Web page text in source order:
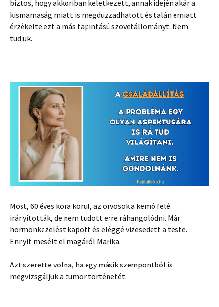
biztos, hogy akkoriban keletkezett, annak idején akár a
kismamaság miatt is megduzzadhatott és talán emiatt
érzékelte ezt a más tapintású szövetállományt. Nem
tudjuk.
Most, 60 éves kora körül, az orvosok a kemó felé
irányították, de nem tudott erre ráhangolódni. Már
hormonkezelést kapott és eléggé vizesedett a teste.
Ennyit mesélt el magáról Marika.
Azt szerette volna, ha egy másik szempontból is
megvizsgáljuk a tumor történetét.